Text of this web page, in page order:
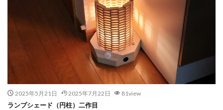
2025年5月21日 2025年7月22日 81view
ランプシェード（円柱）二作目